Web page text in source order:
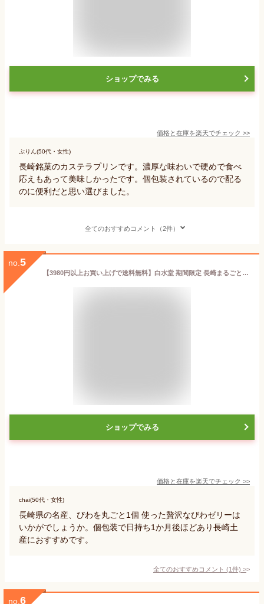
ショップでみる
価格と在庫を楽天でチェック >>
ぷりん(50代・女性)
長崎銘菓のカステラプリンです。濃厚な味わいで硬めで食べ
応えもあって美味しかったです。個包装されているので配る
のに便利だと思い選びました。
全てのおすすめコメント（2件）
no. 5
【3980円以上お買い上げで送料無料】白水堂 期間限定 長崎まるごとびわゼリー詰合せ 6個入 /お中元 中元 ギフト お土産 プレゼント びわゼリー 長崎びわ 和スイーツ お取り寄せ 通販 お土産 お中元 お歳暮 プレゼント ギフト
ショップでみる
価格と在庫を楽天でチェック >>
chai(50代・女性)
長崎県の名産、びわを丸ごと1個 使った贅沢なびわゼリーは
いかがでしょうか。個包装で日持ち1か月後ほどあり長崎土
産におすすめです。
全てのおすすめコメント (1件) >
no. 6